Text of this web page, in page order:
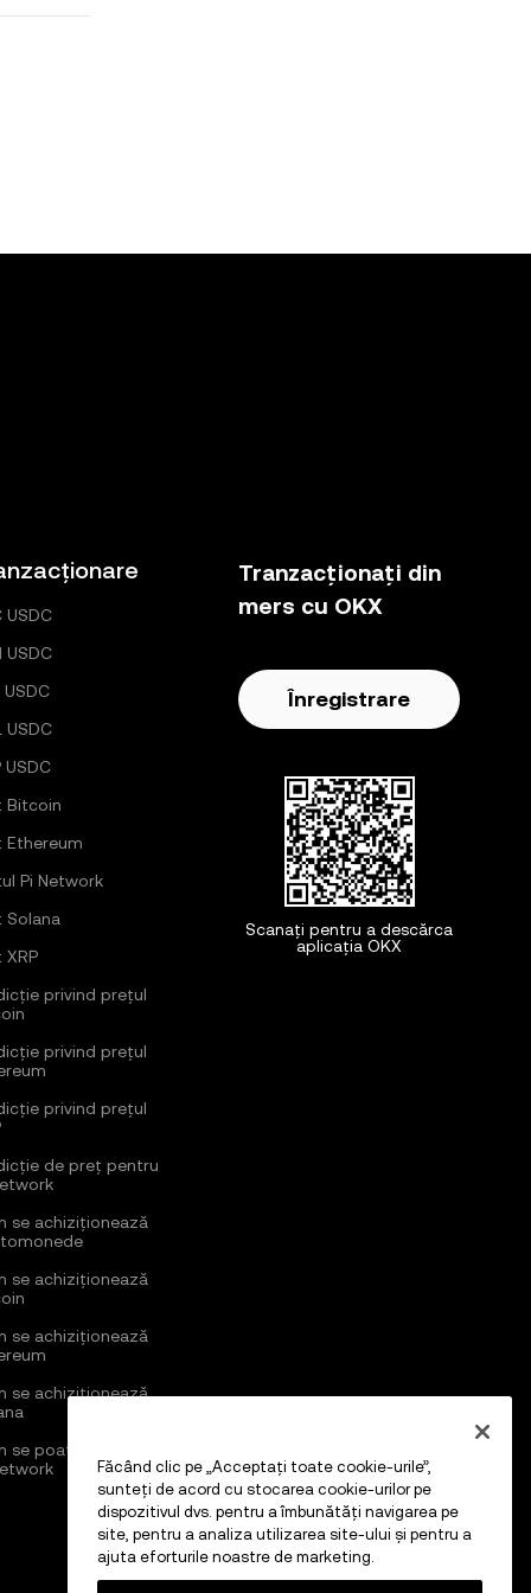
USDC
USDC
USDC
USDC
USDC
Bitcoin
Ethereum
Pi Network
Solana
XRP
privind prețul
privind prețul
privind prețul
de preț pentru
se achiziționează
se achiziționează
se achiziționează
se achiziționează
se poate cumpăra
Tranzacționați din
mers cu OKX
Înregistrare
Scanați pentru a descărca
aplicația OKX
Făcând clic pe „Acceptați toate cookie-urile”,
sunteți de acord cu stocarea cookie-urilor pe
dispozitivul dvs. pentru a îmbunătăți navigarea pe
site, pentru a analiza utilizarea site-ului și pentru a
ajuta eforturile noastre de marketing.